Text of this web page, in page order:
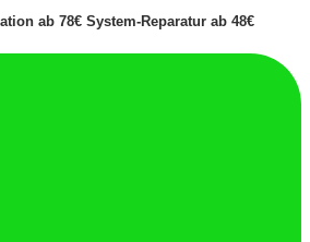
ab 78€ System-Reparatur ab 48€